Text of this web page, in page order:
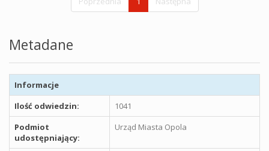
Metadane
Informacje
Ilość odwiedzin:
1041
Podmiot
udostępniający:
Urząd Miasta Opola